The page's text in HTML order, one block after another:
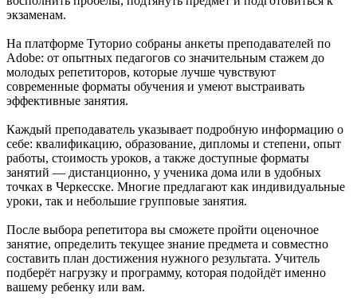
экзаменам.
На платформе Туторио собраны анкеты преподавателей по
Adobe: от опытных педагогов со значительным стажем до
молодых репетиторов, которые лучше чувствуют
современные форматы обучения и умеют выстраивать
эффективные занятия.
Каждый преподаватель указывает подробную информацию о
себе: квалификацию, образование, дипломы и степени, опыт
работы, стоимость уроков, а также доступные форматы
занятий — дистанционно, у ученика дома или в удобных
точках в Черкесске. Многие предлагают как индивидуальные
уроки, так и небольшие групповые занятия.
После выбора репетитора вы сможете пройти оценочное
занятие, определить текущее знание предмета и совместно
составить план достижения нужного результата. Учитель
подберёт нагрузку и программу, которая подойдёт именно
вашему ребенку или вам.